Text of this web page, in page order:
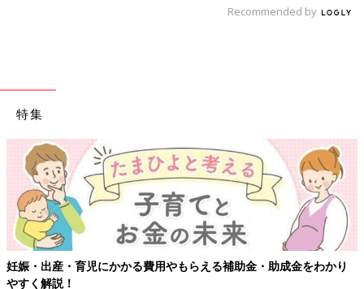
Recommended by
特集
【ワクチン接種できるものも】妊婦の感染症対策、知っておいて！